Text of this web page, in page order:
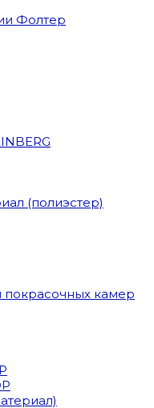
Фолтер
(полиэстер)
покрасочных камер